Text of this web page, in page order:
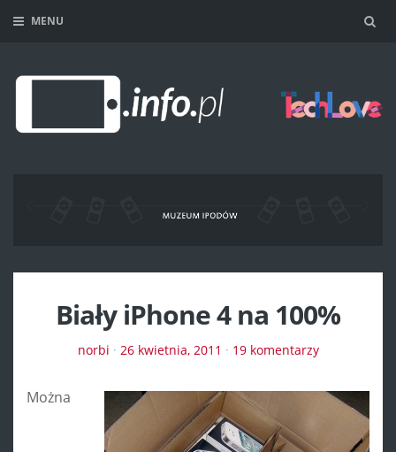
MENU
Biały iPhone 4 na 100%
norbi · 26 kwietnia, 2011 · 19 komentarzy
Można